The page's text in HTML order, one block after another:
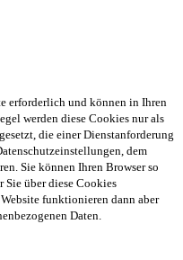
erforderlich und können in Ihren
werden diese Cookies nur als
die einer Dienstanforderung
dem
Sie können Ihren Browser so
Sie über diese Cookies
funktionieren dann aber
Daten.